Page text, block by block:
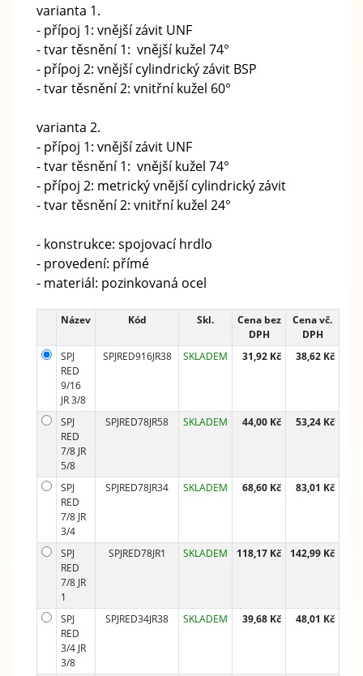
varianta 1.
- přípoj 1: vnější závit UNF
- tvar těsnění 1: vnější kužel 74°
- přípoj 2: vnější cylindrický závit BSP
- tvar těsnění 2: vnitřní kužel 60°
varianta 2.
- přípoj 1: vnější závit UNF
- tvar těsnění 1: vnější kužel 74°
- přípoj 2: metrický vnější cylindrický závit
- tvar těsnění 2: vnitřní kužel 24°
- konstrukce: spojovací hrdlo
- provedení: přímé
- materiál: pozinkovaná ocel
Název Kód Skl.
Cena bez
DPH
Cena vč.
DPH
SPJ
RED
9/16
JR 3/8
SPJRED916JR38 SKLADEM 31,92 Kč 38,62 Kč
SPJ
RED
7/8 JR
5/8
SPJRED78JR58 SKLADEM 44,00 Kč 53,24 Kč
SPJ
RED
7/8 JR
3/4
SPJRED78JR34 SKLADEM 68,60 Kč 83,01 Kč
SPJ
RED
7/8 JR
1
SPJRED78JR1 SKLADEM 118,17 Kč 142,99 Kč
SPJ
RED
3/4 JR
3/8
SPJRED34JR38 SKLADEM 39,68 Kč 48,01 Kč